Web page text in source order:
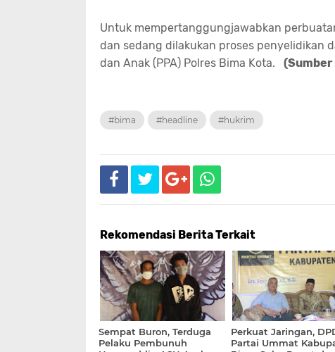
Untuk mempertanggungjawabkan
dan sedang dilakukan proses penyelidikan
dan Anak (PPA) Polres Bima Kota.
(Sumber
#bima #headline #hukrim
Rekomendasi Berita Terkait
Sempat Buron, Terduga
Pelaku Pembunuh
Perkuat Jaringan,
Partai Ummat